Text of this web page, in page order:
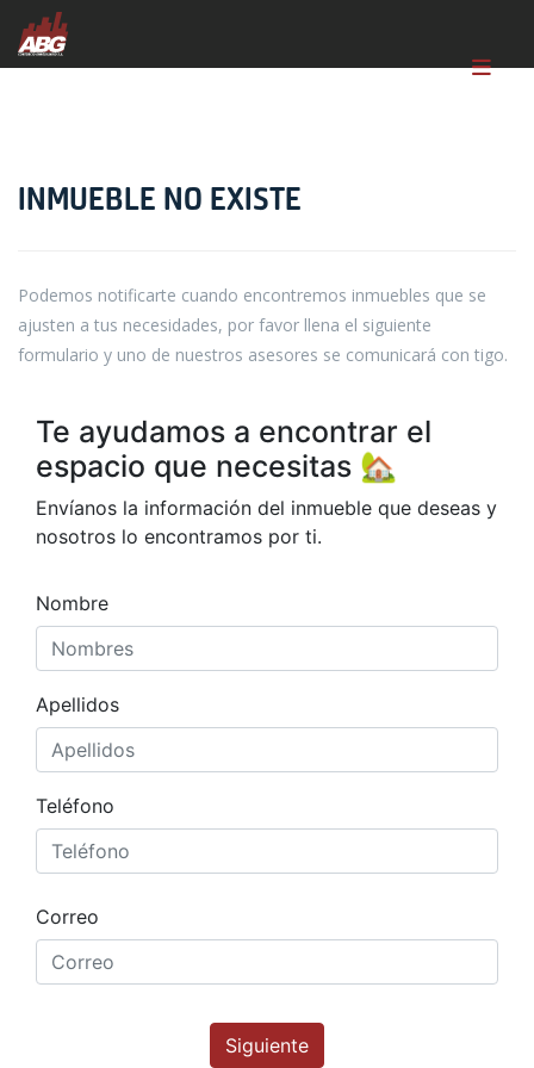
INMUEBLE NO EXISTE
Podemos notificarte cuando encontremos inmuebles que se
ajusten a tus necesidades, por favor llena el siguiente
formulario y uno de nuestros asesores se comunicará con tigo.